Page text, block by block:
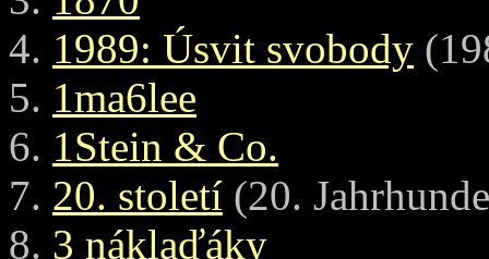
1989: Úsvit svobody
1ma6lee
1Stein & Co.
20. století (20.
3 náklaďáky